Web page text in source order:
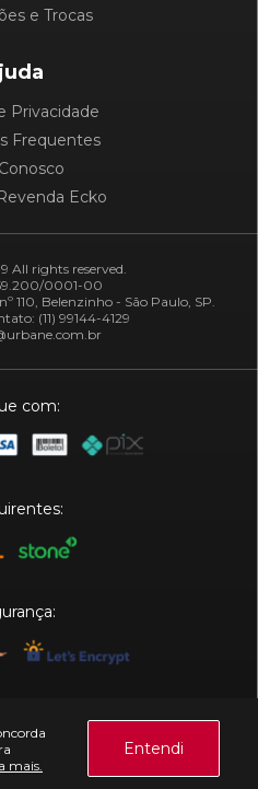
mais.
Entendi
e Trocas
Privacidade
Frequentes
Ecko
All rights reserved.
0001-00
110, Belenzinho - São Paulo, SP.
(11) 99144-4129
com: